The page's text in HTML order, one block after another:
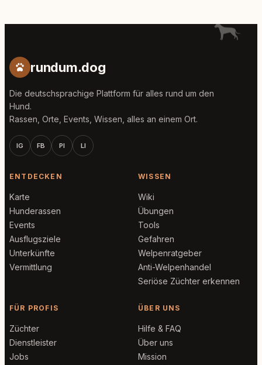
rundum.dog
Die deutschsprachige Plattform für alles rund um den
Hund.
Rassen, Orte, Events, Wissen, alles an einem Ort.
IG FB PI LI
ENTDECKEN
Karte
Hunderassen
Events
Ausflugsziele
Unterkünfte
Vermittlung
WISSEN
Wiki
Übungen
Tools
Gefahren
Welpenratgeber
Anti-Welpenhandel
Seriöse Züchter erkennen
FÜR PROFIS
Züchter
Dienstleister
Jobs
ÜBER UNS
Hilfe & FAQ
Über uns
Mission